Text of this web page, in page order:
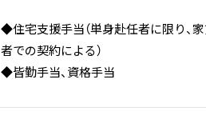
◆住宅支援手当（単身赴任者に限り、
者での契約による）
◆皆勤手当、資格手当